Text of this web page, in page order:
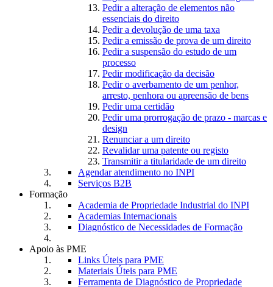
Pedir a alteração de elementos não
essenciais do direito
Pedir a devolução de uma taxa
Pedir a emissão de prova de um direito
Pedir a suspensão do estudo de um
processo
Pedir modificação da decisão
Pedir o averbamento de um penhor,
arresto, penhora ou apreensão de bens
Pedir uma certidão
Pedir uma prorrogação de prazo - marcas e
design
Renunciar a um direito
Revalidar uma patente ou registo
Transmitir a titularidade de um direito
Agendar atendimento no INPI
Serviços B2B
Formação
Academia de Propriedade Industrial do INPI
Academias Internacionais
Diagnóstico de Necessidades de Formação
Apoio às PME
Links Úteis para PME
Materiais Úteis para PME
Ferramenta de Diagnóstico de Propriedade